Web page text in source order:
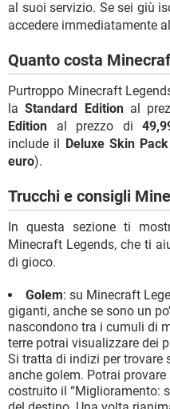
al suoi servizio. Se sei giù
accedere immediatamente
Quanto costa
Purtroppo Minecraft
laStandard Editional
Edition al prezzo di
include il Deluxe Skin Pack
euro).
Trucchi e consigli
In questa sezione ti
Minecraft Legends, che ti
di gioco.
Golem: su Minecraft
giganti, anche se sono un
nascondono tra i cumuli di
terre potrai visualizzare dei
Si tratta di indizi per trovare
anche golem. Potrai
costruito il “Miglioramento: